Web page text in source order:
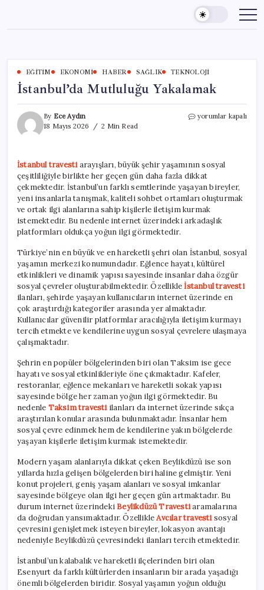
content
EĞITIM EKONOMI HABER SAĞLIK TEKNOLOJI
İstanbul’da Mutluluğu Yakalamak
By Ece Aydın
18 Mayıs 2026
2 Min Read
İstanbul’da
yorumlar kapalı
İstanbul travestiarayışları, büyük şehir yaşamının sosyal
çeşitliliğiyle birlikte her geçen gün daha fazla dikkat
çekmektedir. İstanbul’un farklı semtlerinde yaşayan bireyler,
yeni insanlarla tanışmak, kaliteli sohbet ortamları oluşturmak
ve ortak ilgi alanlarına sahip kişilerle iletişim kurmak
istemektedir. Bu nedenle internet üzerindeki arkadaşlık
platformları oldukça yoğun ilgi görmektedir.
Türkiye’nin en büyük ve en hareketli şehri olan İstanbul, sosyal
yaşamın merkezi konumundadır. Eğlence hayatı, kültürel
etkinlikleri ve dinamik yapısı sayesinde insanlar daha özgür
sosyal çevreler oluşturabilmektedir. Özellikleİstanbul travesti
ilanları, şehirde yaşayan kullanıcıların internet üzerinde en
çok araştırdığı kategoriler arasında yer almaktadır.
Kullanıcılar güvenilir platformlar aracılığıyla iletişim kurmayı
tercih etmekte ve kendilerine uygun sosyal çevrelere ulaşmaya
çalışmaktadır.
Şehrin en popüler bölgelerinden biri olan Taksim ise gece
hayatı ve sosyal etkinlikleriyle öne çıkmaktadır. Kafeler,
restoranlar, eğlence mekanları ve hareketli sokak yapısı
sayesinde bölge her zaman yoğun ilgi görmektedir. Bu
nedenle Taksim travestiilanları da internet üzerinde sıkça
araştırılan konular arasında bulunmaktadır. İnsanlar hem
sosyal çevre edinmek hem de kendilerine yakın bölgelerde
yaşayan kişilerle iletişim kurmak istemektedir.
Modern yaşam alanlarıyla dikkat çeken Beylikdüzü ise son
yıllarda hızla gelişen bölgelerden biri haline gelmiştir. Yeni
konut projeleri, geniş yaşam alanları ve sosyal imkanlar
sayesinde bölgeye olan ilgi her geçen gün artmaktadır. Bu
durum internet üzerindekiBeylikdüzü Travestiaramalarına
da doğrudan yansımaktadır. ÖzellikleAvcılar travestisosyal
çevresini genişletmek isteyen bireyler, lokasyon avantajı
nedeniyle Beylikdüzü çevresindeki ilanları tercih etmektedir.
İstanbul’un kalabalık ve hareketli ilçelerinden biri olan
Esenyurt da farklı kültürlerden insanların bir arada yaşadığı
önemli bölgelerden biridir. Sosyal yaşamın yoğun olduğu